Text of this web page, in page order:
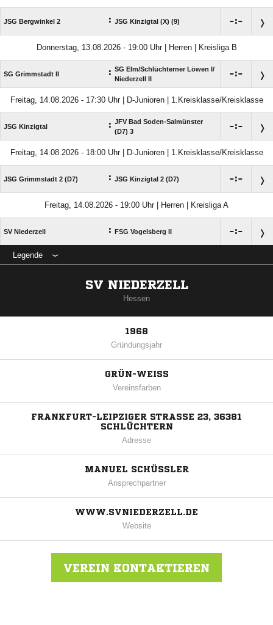
JSG Bergwinkel 2 : JSG Kinzigtal (X) (9) :
Donnerstag, 13.08.2026 - 19:00 Uhr | Herren | Kreisliga B
SG Grimmstadt II : SG Elm/​Schlüchterner Löwen I/​
Niederzell II
:
Freitag, 14.08.2026 - 17:30 Uhr | D-Junioren | 1.Kreisklasse/Kreisklasse
JSG Kinzigtal : JFV Bad Soden-Salmünster
(D7) 3
:
Freitag, 14.08.2026 - 18:00 Uhr | D-Junioren | 1.Kreisklasse/Kreisklasse
JSG Grimmstadt 2 (D7) : JSG Kinzigtal 2 (D7) :
Freitag, 14.08.2026 - 19:00 Uhr | Herren | Kreisliga A
SV Niederzell : FSG Vogelsberg II :
Legende
SV NIEDERZELL
Hessen
1968
Gründungsjahr
GRÜN-WEISS
Vereinsfarben
FRANKFURT-LEIPZIGER STRASSE 23, 36381 S
CHLÜCHTERN
Adresse
MANUEL SCHÜSSLER
Ansprechpartner
WWW.SVNIEDERZELL.DE
Website
VEREIN KONTAKTIEREN